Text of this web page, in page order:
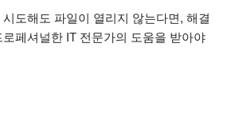
도해도 파일이 열리지 않는다면, 해결
페셔널한 IT 전문가의 도움을 받아야